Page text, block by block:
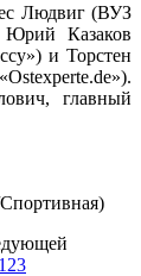
Людвиг (ВУЗ
Казаков
и Торстен
главный